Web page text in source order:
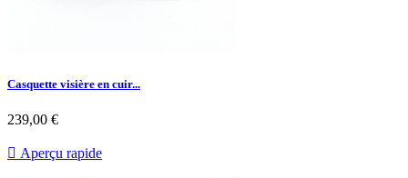
Casquette visière en cuir...
239,00 €
 Aperçu rapide